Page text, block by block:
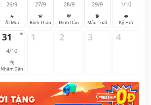
26/9
🐐
Ất Mùi
27/9
🐒
Bính Thân
28/9
🐓
Đinh Dậu
29/9
🐕
Mậu Tuất
1/10
🐖
Kỷ Hợi
31
4/10
🐅
Nhâm Dần
1 2 3 4